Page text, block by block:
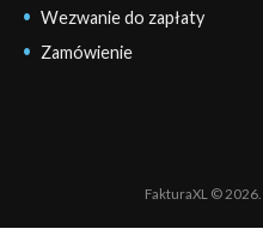
Wezwanie do zapłaty
Zamówienie
FakturaXL © 2026.